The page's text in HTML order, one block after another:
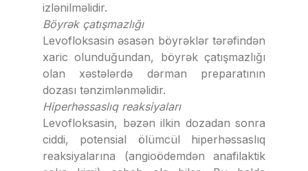
izlənilməlidir.
Böyrək çatışmazlığı
Levofloksasin əsasən böyrəklər tərəfindən
xaric olunduğundan, böyrək çatışmazlığı
olan xəstələrdə dərman preparatının
dozası tənzimlənməlidir.
Hiperhəssaslıq reaksiyaları
Levofloksasin, bəzən ilkin dozadan sonra
ciddi, potensial ölümcül hiperhəssaslıq
reaksiyalarına (angioödemdən anafilaktik